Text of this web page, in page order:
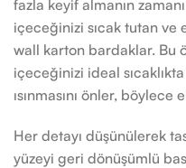
fazla keyif almanın
içeceğinizi sıcak tutan ve
wall karton bardaklar. Bu
içeceğinizi ideal
ısınmasını önler,
Her detayı düşünülerek
yüzeyi geri dönüşümlü